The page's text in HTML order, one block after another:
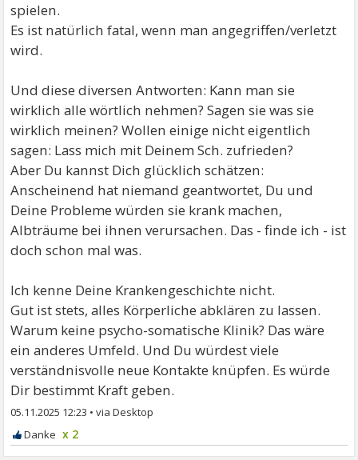
spielen.
Es ist natürlich fatal, wenn man angegriffen/verletzt
wird.
Und diese diversen Antworten: Kann man sie
wirklich alle wörtlich nehmen? Sagen sie was sie
wirklich meinen? Wollen einige nicht eigentlich
sagen: Lass mich mit Deinem Sch. zufrieden?
Aber Du kannst Dich glücklich schätzen:
Anscheinend hat niemand geantwortet, Du und
Deine Probleme würden sie krank machen,
Albträume bei ihnen verursachen. Das - finde ich - ist
doch schon mal was.
Ich kenne Deine Krankengeschichte nicht.
Gut ist stets, alles Körperliche abklären zu lassen.
Warum keine psycho-somatische Klinik? Das wäre
ein anderes Umfeld. Und Du würdest viele
verständnisvolle neue Kontakte knüpfen. Es würde
Dir bestimmt Kraft geben.
05.11.2025 12:23 •
x 2